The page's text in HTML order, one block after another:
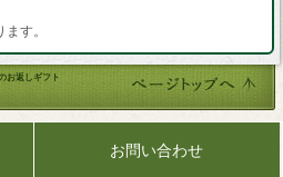
す。
お返しギフト
お問い合わせ